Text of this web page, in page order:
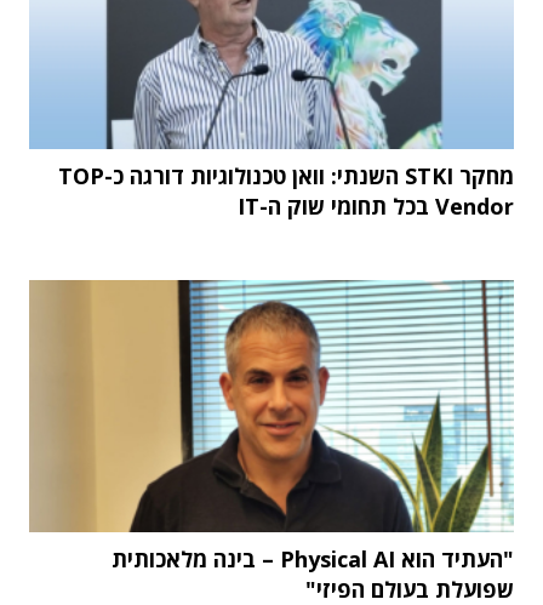
מחקר STKI השנתי: וואן טכנולוגיות דורגה כ-TOP
Vendor בכל תחומי שוק ה-IT
"העתיד הוא Physical AI – בינה מלאכותית
שפועלת בעולם הפיזי"